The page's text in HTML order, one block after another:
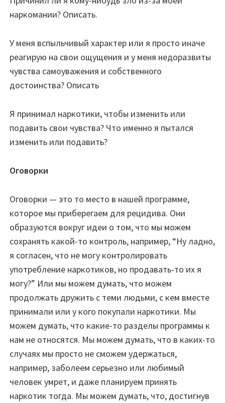
наркомании? Описать.
У меня вспыльчивый характер или я просто иначе
реагирую на свои ощущения и у меня недоразвиты
чувства самоуважения и собственного
достоинства? Описать
Я принимал наркотики, чтобы изменить или
подавить свои чувства? Что именно я пытался
изменить или подавить?
Оговорки
Оговорки — это то место в нашей программе,
которое мы приберегаем для рецидива. Они
образуются вокруг идеи о том, что мы можем
сохранять какой-то контроль, например, “Ну ладно,
я согласен, что не могу контролировать
употребление наркотиков, но продавать-то их я
могу?” Или мы можем думать, что можем
продолжать дружить с теми людьми, с кем вместе
принимали или у кого покупали наркотики. Мы
можем думать, что какие-то разделы программы к
нам не относятся. Мы можем думать, что в каких-то
случаях мы просто не сможем удержаться,
например, заболеем серьезно или любимый
человек умрет, и даже планируем принять
наркотик тогда. Мы можем думать, что, достигнув